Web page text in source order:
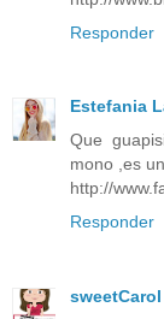
Responder
Estefania
Que
mono ,es
http://
Responder
sweetCarol